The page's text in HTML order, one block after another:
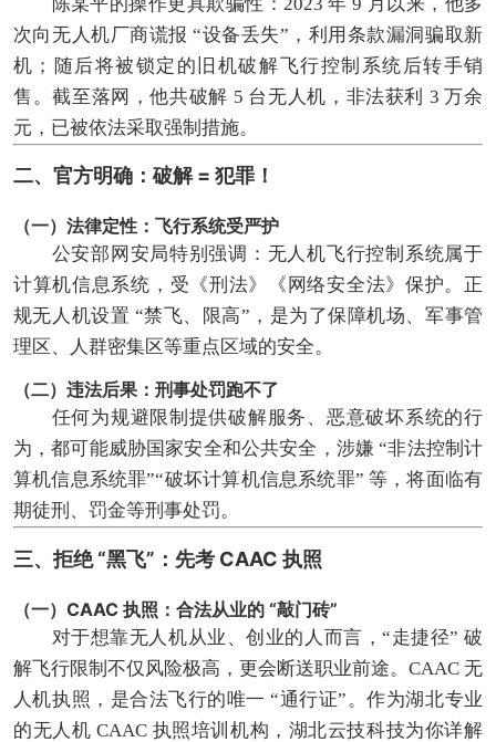
次向无人机厂商谎报 “设备丢失”，利用条款漏洞骗取新
机；随后将被锁定的旧机破解飞行控制系统后转手销
售。截至落网，他共破解 5 台无人机，非法获利 3 万余
元，已被依法采取强制措施。
二、官方明确：破解 = 犯罪！
（一）法律定性：飞行系统受严护
公安部网安局特别强调：无人机飞行控制系统属于
计算机信息系统，受《刑法》《网络安全法》保护。正
规无人机设置 “禁飞、限高”，是为了保障机场、军事管
理区、人群密集区等重点区域的安全。
（二）违法后果：刑事处罚跑不了
任何为规避限制提供破解服务、恶意破坏系统的行
为，都可能威胁国家安全和公共安全，涉嫌 “非法控制计
算机信息系统罪”“破坏计算机信息系统罪” 等，将面临有
期徒刑、罚金等刑事处罚。
三、拒绝 “黑飞”：先考 CAAC 执照
（一）CAAC 执照：合法从业的 “敲门砖”
对于想靠无人机从业、创业的人而言，“走捷径” 破
解飞行限制不仅风险极高，更会断送职业前途。CAAC 无
人机执照，是合法飞行的唯一 “通行证”。作为湖北专业
的无人机 CAAC 执照培训机构，湖北云技科技为你详解